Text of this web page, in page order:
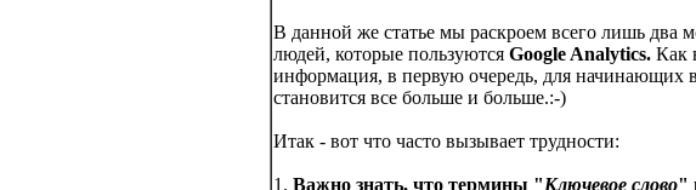
В данной же статье мы раскроем всего лишь два
людей, которые пользуются Google Analytics. Как
информация, в первую очередь, для начинающих
становится все больше и больше.:-)
Итак - вот что часто вызывает трудности:
1. Важно знать, что термины "Ключевое слово"